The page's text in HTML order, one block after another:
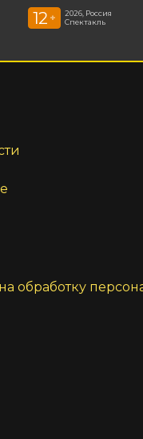
12 +
2026, Россия
Спектакль
обработку